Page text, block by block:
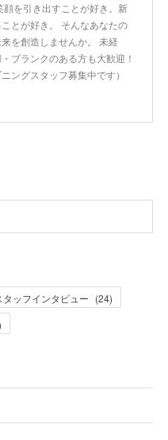
顔を引き出すことが好き。新
とが好き。 そんなあなたの
来を創造しませんか。 未経
ブランクのある方も大歓迎！
ングスタッフ募集中です）
タッフインタビュー (24)